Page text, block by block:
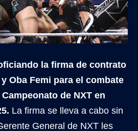
la firma de contrato
Oba Femi para el combate
de NXT en
La firma se lleva a cabo sin
General de NXT les